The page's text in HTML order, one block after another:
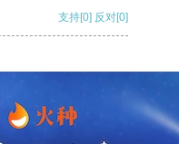
支持[0] 反对[0]
支持